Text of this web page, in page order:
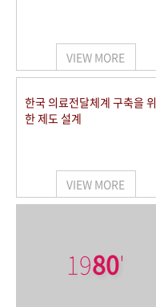
VIEW MORE
한국 의료전달체계 구축을 위
한 제도 설계
VIEW MORE
1980'